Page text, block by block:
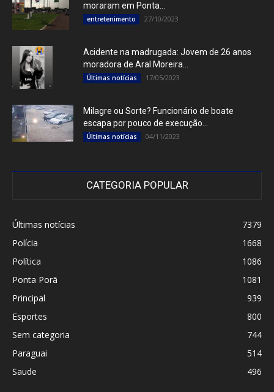
moraram em Ponta...
entretenimento 27/10/2023
Acidente na madrugada: Jovem de 26 anos
moradora de Aral Moreira...
Últimas notícias 17/05/2023
Milagre ou Sorte? Funcionário de boate
escapa por pouco de execução...
Últimas notícias 04/11/2023
CATEGORIA POPULAR
Últimas notícias
7379
Polícia
1668
Política
1086
Ponta Porã
1081
Principal
939
Esportes
800
Sem categoria
744
Paraguai
514
Saude
496